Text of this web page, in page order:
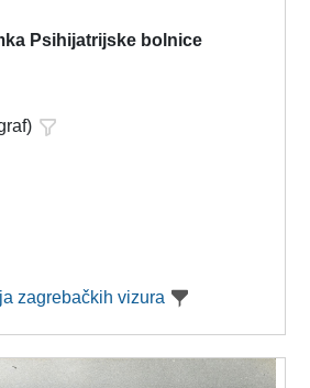
Psihijatrijske bolnice
zagrebačkih vizura